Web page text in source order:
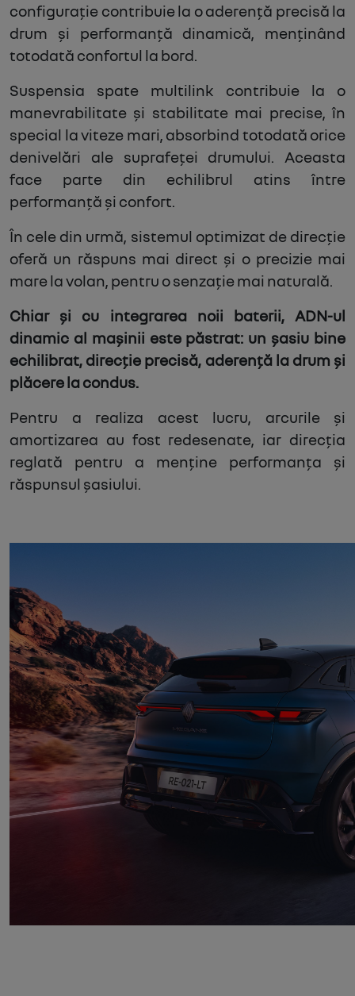
configurație contribuie la o aderență precisă la
drum și performanță dinamică, menținând
totodată confortul la bord.
Suspensia spate multilink contribuie la o
manevrabilitate și stabilitate mai precise, în
special la viteze mari, absorbind totodată orice
denivelări ale suprafeței drumului. Aceasta
face parte din echilibrul atins între
performanță și confort.
În cele din urmă, sistemul optimizat de direcție
oferă un răspuns mai direct și o precizie mai
mare la volan, pentru o senzație mai naturală.
Chiar și cu integrarea noii baterii, ADN-ul
dinamic al mașinii este păstrat: un șasiu bine
echilibrat, direcție precisă, aderență la drum și
plăcere la condus.
Pentru a realiza acest lucru, arcurile și
amortizarea au fost redesenate, iar direcția
reglată pentru a menține performanța și
răspunsul șasiului.